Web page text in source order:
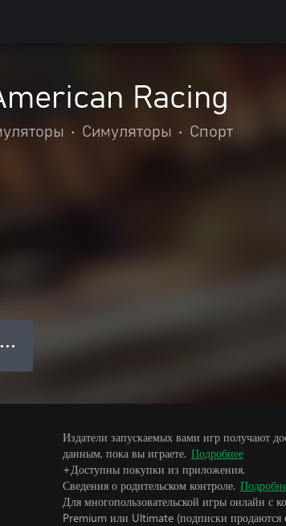
Racing
• Симуляторы • Спорт
● ● ●
Издатели запускаемых вами игр получают
данным, пока вы играете. Подробнее
+Доступны покупки из приложения.
Сведения о родительском контроле.
Для многопользовательской игры онлайн с
Premium или Ultimate (подписки продаются